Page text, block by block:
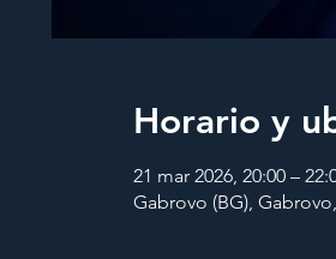
Horario y
21 mar 2026, 20:00 –
Gabrovo (BG),